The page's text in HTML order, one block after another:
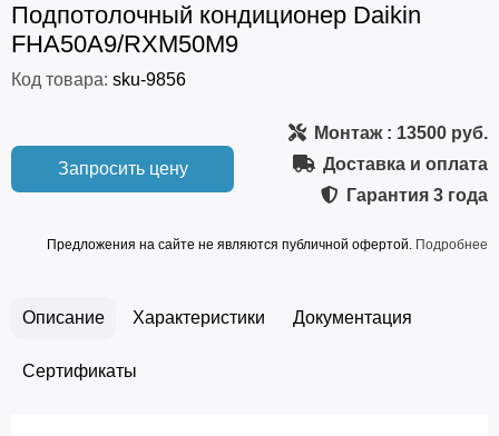
Подпотолочный кондиционер Daikin
FHA50A9/RXM50M9
Код товара: sku-9856
Запросить цену
Монтаж: 13500 руб.
Доставка и оплата
Гарантия 3 года
Предложения на сайте не являются публичной офертой. Подробнее
Описание Характеристики Документация
Сертификаты